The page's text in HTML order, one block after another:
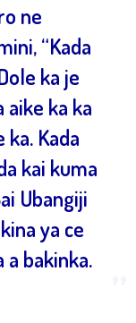
ne
“Kada
ka je
ka ka
Kada
kai kuma
Ubangiji
ya ce
a bakinka.